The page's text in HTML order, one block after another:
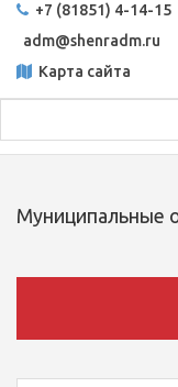
+7 (81851) 4-14-15
adm@shenradm.ru
Карта сайта
Муниципальные